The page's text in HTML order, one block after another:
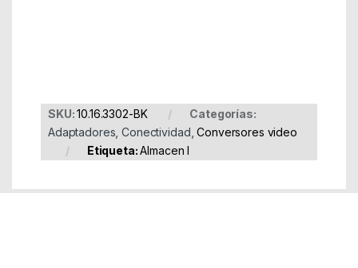
SKU:10.16.3302-BK
Categorías:
Adaptadores ,Conectividad ,Conversores video
Etiqueta:Almacen I